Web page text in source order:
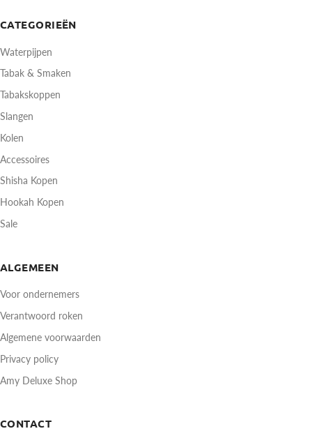
CATEGORIEËN
Waterpijpen
Tabak & Smaken
Tabakskoppen
Slangen
Kolen
Accessoires
Shisha Kopen
Hookah Kopen
Sale
ALGEMEEN
Voor ondernemers
Verantwoord roken
Algemene voorwaarden
Privacy policy
Amy Deluxe Shop
CONTACT